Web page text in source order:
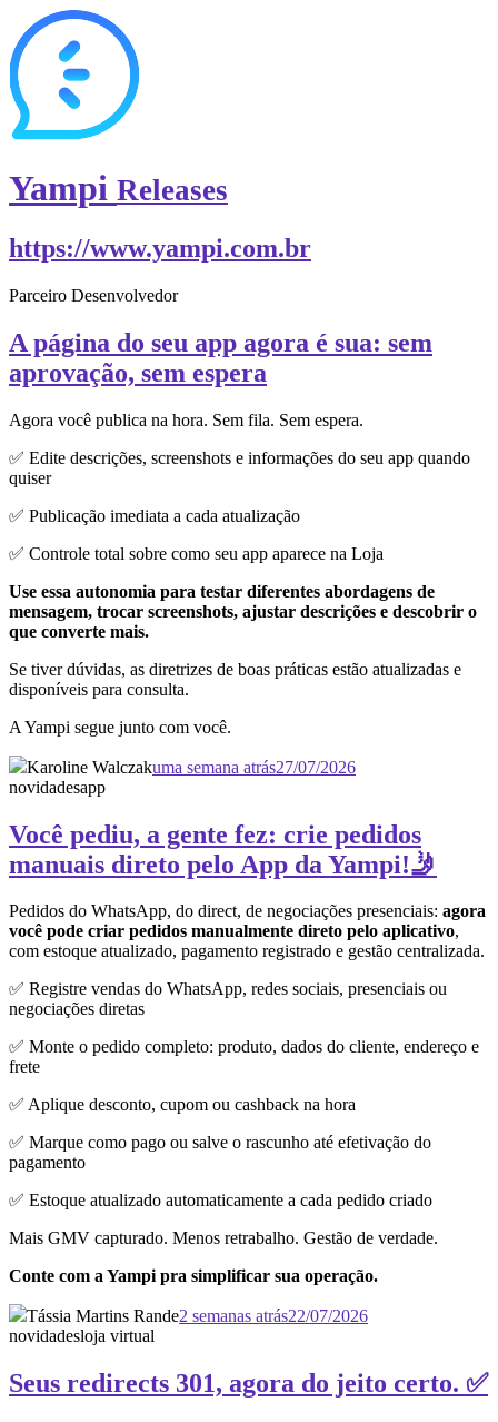
Yampi Releases
https://www.yampi.com.br
Parceiro Desenvolvedor
A página do seu app agora é sua: sem
aprovação, sem espera
Agora você publica na hora. Sem fila. Sem espera.
✅ Edite descrições, screenshots e informações do seu app quando
quiser
✅ Publicação imediata a cada atualização
✅ Controle total sobre como seu app aparece na Loja
Use essa autonomia para testar diferentes abordagens de
mensagem, trocar screenshots, ajustar descrições e descobrir o
que converte mais.
Se tiver dúvidas, as diretrizes de boas práticas estão atualizadas e
disponíveis para consulta.
A Yampi segue junto com você.
Karoline Walczakuma semana atrás27/07/2026
novidadesapp
Você pediu, a gente fez: crie pedidos
manuais direto pelo App da Yampi!🤳
Pedidos do WhatsApp, do direct, de negociações presenciais: agora
você pode criar pedidos manualmente direto pelo aplicativo,
com estoque atualizado, pagamento registrado e gestão centralizada.
✅ Registre vendas do WhatsApp, redes sociais, presenciais ou
negociações diretas
✅ Monte o pedido completo: produto, dados do cliente, endereço e
frete
✅ Aplique desconto, cupom ou cashback na hora
✅ Marque como pago ou salve o rascunho até efetivação do
pagamento
✅ Estoque atualizado automaticamente a cada pedido criado
Mais GMV capturado. Menos retrabalho. Gestão de verdade.
Conte com a Yampi pra simplificar sua operação.
Tássia Martins Rande2 semanas atrás22/07/2026
novidadesloja virtual
Seus redirects 301, agora do jeito certo. ✅